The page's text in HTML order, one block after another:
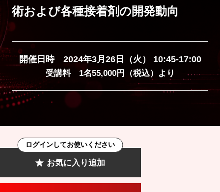
術および各種接着剤の開発動向
開催日時 2024年3月26日（火） 10:45-17:00
受講料 1名55,000円（税込）より
お気に入り追加
ログインしてお使いください